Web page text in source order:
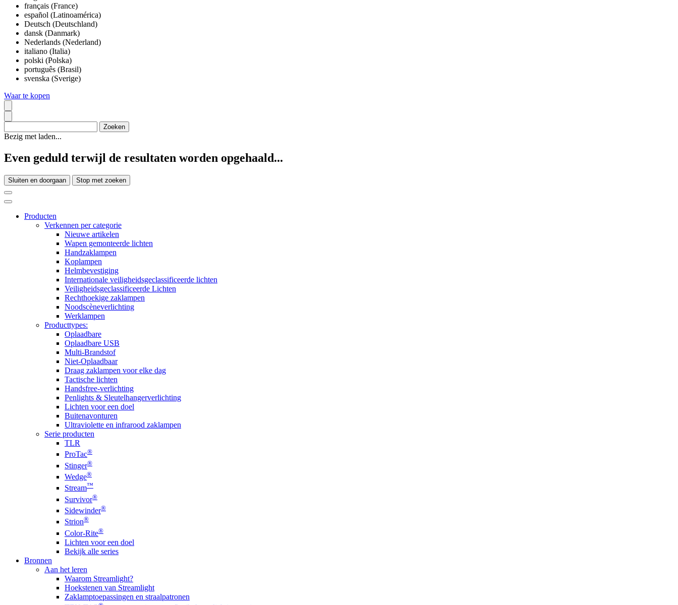
français (France)
español (Latinoamérica)
Deutsch (Deutschland)
dansk (Danmark)
Nederlands (Nederland)
italiano (Italia)
polski (Polska)
português (Brasil)
svenska (Sverige)
Waar te kopen
Bezig met laden...
Even geduld terwijl de resultaten worden opgehaald...
Sluiten en doorgaan Stop met zoeken
Producten
Verkennen per categorie
Nieuwe artikelen
Wapen gemonteerde lichten
Handzaklampen
Koplampen
Helmbevestiging
Internationale veiligheidsgeclassificeerde lichten
Veiligheidsgeclassificeerde Lichten
Rechthoekige zaklampen
Noodscèneverlichting
Werklampen
Producttypes:
Oplaadbare
Oplaadbare USB
Multi-Brandstof
Niet-Oplaadbaar
Draag zaklampen voor elke dag
Tactische lichten
Handsfree-verlichting
Penlights & Sleutelhangerverlichting
Lichten voor een doel
Buitenavonturen
Ultraviolette en infrarood zaklampen
Serie producten
TLR
ProTac®
Stinger®
Wedge®
Stream™
Survivor®
Sidewinder®
Strion®
Color-Rite®
Lichten voor een doel
Bekijk alle series
Bronnen
Aan het leren
Waarom Streamlight?
Hoekstenen van Streamlight
Zaklamptoepassingen en straalpatronen